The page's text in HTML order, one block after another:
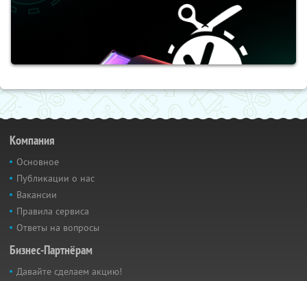
Компания
Основное
Публикации о нас
Вакансии
Правила сервиса
Ответы на вопросы
Бизнес-Партнёрам
Давайте сделаем акцию!